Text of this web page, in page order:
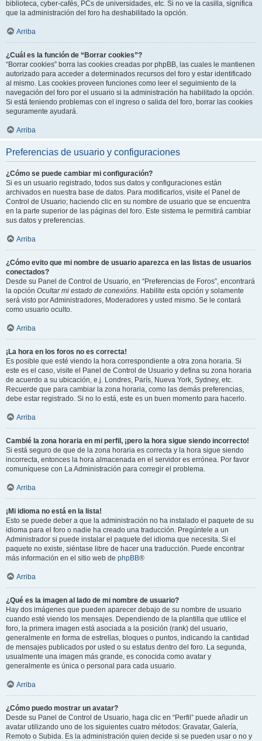
biblioteca, cyber-cafés, PCs de universidades, etc. Si no ve la casilla, significa
que la administración del foro ha deshabilitado la opción.
Arriba
¿Cuál es la función de “Borrar cookies”?
“Borrar cookies” borra las cookies creadas por phpBB, las cuales le mantienen
autorizado para acceder a determinados recursos del foro y estar identificado
al mismo. Las cookies proveen funciones como leer el seguimiento de la
navegación del foro por el usuario si la administración ha habilitado la opción.
Si está teniendo problemas con el ingreso o salida del foro, borrar las cookies
seguramente ayudará.
Arriba
Preferencias de usuario y configuraciones
¿Cómo se puede cambiar mi configuración?
Si es un usuario registrado, todos sus datos y configuraciones están
archivados en nuestra base de datos. Para modificarlos, visite el Panel de
Control de Usuario; haciendo clic en su nombre de usuario que se encuentra
en la parte superior de las páginas del foro. Este sistema le permitirá cambiar
sus datos y preferencias.
Arriba
¿Cómo evito que mi nombre de usuario aparezca en las listas de usuarios
conectados?
Desde su Panel de Control de Usuario, en “Preferencias de Foros”, encontrará
la opción Ocultar mi estado de conexións. Habilite esta opción y solamente
será visto por Administradores, Moderadores y usted mismo. Se le contará
como usuario oculto.
Arriba
¡La hora en los foros no es correcta!
Es posible que esté viendo la hora correspondiente a otra zona horaria. Si
este es el caso, visite el Panel de Control de Usuario y defina su zona horaria
de acuerdo a su ubicación, e.j. Londres, París, Nueva York, Sydney, etc.
Recuerde que para cambiar la zona horaria, como las demás preferencias,
debe estar registrado. Si no lo está, este es un buen momento para hacerlo.
Arriba
Cambié la zona horaria en mi perfil, ¡pero la hora sigue siendo incorrecto!
Si está seguro de que de la zona horaria es correcta y la hora sigue siendo
incorrecta, entonces la hora almacenada en el servidor es errónea. Por favor
comuníquese con La Administración para corregir el problema.
Arriba
¡Mi idioma no está en la lista!
Esto se puede deber a que la administración no ha instalado el paquete de su
idioma para el foro o nadie ha creado una traducción. Pregúntele a un
Administrador si puede instalar el paquete del idioma que necesita. Si el
paquete no existe, siéntase libre de hacer una traducción. Puede encontrar
más información en el sitio web de phpBB®
Arriba
¿Qué es la imagen al lado de mi nombre de usuario?
Hay dos imágenes que pueden aparecer debajo de su nombre de usuario
cuando esté viendo los mensajes. Dependiendo de la plantilla que utilice el
foro, la primera imagen está asociada a la posición (rank) del usuario,
generalmente en forma de estrellas, bloques o puntos, indicando la cantidad
de mensajes publicados por usted o su estatus dentro del foro. La segunda,
usualmente una imagen más grande, es conocida como avatar y
generalmente es única o personal para cada usuario.
Arriba
¿Cómo puedo mostrar un avatar?
Desde su Panel de Control de Usuario, haga clic en “Perfil” puede añadir un
avatar utilizando uno de los siguientes cuatro métodos: Gravatar, Galería,
Remoto o Subida. Es la administración quien decide si se pueden usar o no y